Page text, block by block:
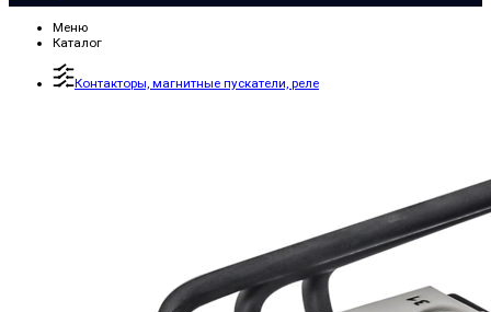
Меню
Каталог
Контакторы, магнитные пускатели, реле